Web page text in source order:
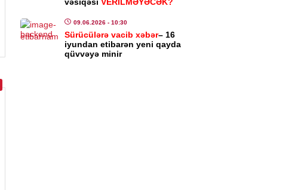
Azərbaycanla Tacikistan arasındakı
vəsiqəsi VERİLMƏYƏCƏK?
09.06.2026 - 10:30
Sürücülərə vacib xəbər– 16
iyundan etibarən yeni qayda
qüvvəyə minir